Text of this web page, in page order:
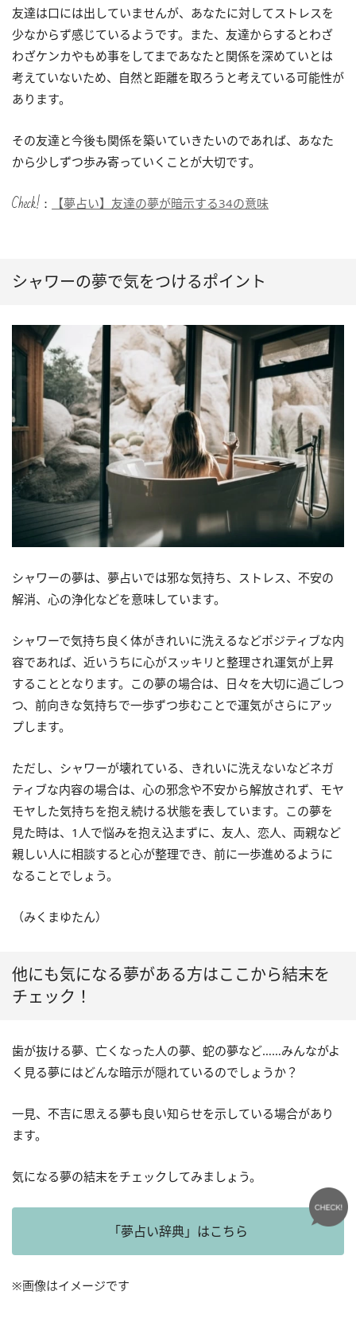
友達は口には出していませんが、あなたに対してストレスを
少なからず感じているようです。また、友達からするとわざ
わざケンカやもめ事をしてまであなたと関係を深めていとは
考えていないため、自然と距離を取ろうと考えている可能性が
あります。
その友達と今後も関係を築いていきたいのであれば、あなた
から少しずつ歩み寄っていくことが大切です。
Check!： 【夢占い】友達の夢が暗示する34の意味
シャワーの夢で気をつけるポイント
シャワーの夢は、夢占いでは邪な気持ち、ストレス、不安の
解消、心の浄化などを意味しています。
シャワーで気持ち良く体がきれいに洗えるなどポジティブな内
容であれば、近いうちに心がスッキリと整理され運気が上昇
することとなります。この夢の場合は、日々を大切に過ごしつ
つ、前向きな気持ちで一歩ずつ歩むことで運気がさらにアッ
プします。
ただし、シャワーが壊れている、きれいに洗えないなどネガ
ティブな内容の場合は、心の邪念や不安から解放されず、モヤ
モヤした気持ちを抱え続ける状態を表しています。この夢を
見た時は、1人で悩みを抱え込まずに、友人、恋人、両親など
親しい人に相談すると心が整理でき、前に一歩進めるように
なることでしょう。
（みくまゆたん）
他にも気になる夢がある方はここから結末を
チェック！
歯が抜ける夢、亡くなった人の夢、蛇の夢など……みんながよ
く見る夢にはどんな暗示が隠れているのでしょうか？
一見、不吉に思える夢も良い知らせを示している場合があり
ます。
気になる夢の結末をチェックしてみましょう。
「夢占い辞典」はこちら
※画像はイメージです